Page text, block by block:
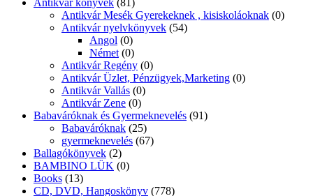
Antikvár Mesék Gyerekeknek , kisiskoláoknak (0)
Antikvár nyelvkönyvek (54)
Angol (0)
Német (0)
Antikvár Regény (0)
Antikvár Üzlet, Pénzügyek,Marketing (0)
Antikvár Vallás (0)
Antikvár Zene (0)
Babaváróknak és Gyermeknevelés (91)
Babaváróknak (25)
gyermeknevelés (67)
Ballagókönyvek (2)
BAMBINO LÜK (0)
Books (13)
CD, DVD, Hangoskönyv (778)